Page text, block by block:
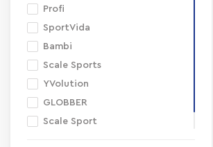
Profi
SportVida
Bambi
Scale Sports
YVolution
GLOBBER
Scale Sport